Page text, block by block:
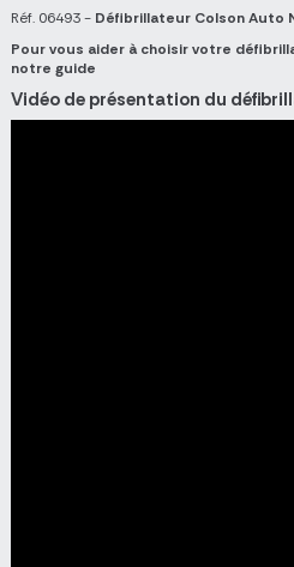
Réf. 06493 - Défibrillateur Colson Auto
Pour vous aider à choisir votre
notre guide
Vidéo de présentation du